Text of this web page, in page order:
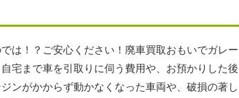
は！？ご安心ください！廃車買取おもいでガレー
宅まで車を引取りに伺う費用や、お預かりした後
ンがかからず動かなくなった車両や、破損の著し